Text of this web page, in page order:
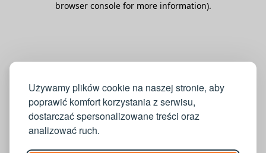
Używamy plików cookie na naszej stronie, aby
poprawić komfort korzystania z serwisu,
dostarczać spersonalizowane treści oraz
analizować ruch.
browser console for more information).